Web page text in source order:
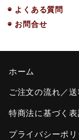
◉ よくある質問
◉ お問合せ
ホーム
ご注文の流れ／
特商法に基づく表
プライバシーポリ